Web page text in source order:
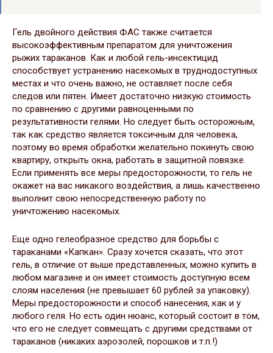
Гель двойного действия ФАС также считается
высокоэффективным препаратом для уничтожения
рыжих тараканов. Как и любой гель-инсектицид
способствует устранению насекомых в труднодоступных
местах и что очень важно, не оставляет после себя
следов или пятен. Имеет достаточно низкую стоимость
по сравнению с другими равноценными по
результативности гелями. Но следует быть осторожным,
так как средство является токсичным для человека,
поэтому во время обработки желательно покинуть свою
квартиру, открыть окна, работать в защитной повязке.
Если применять все меры предосторожности, то гель не
окажет на вас никакого воздействия, а лишь качественно
выполнит свою непосредственную работу по
уничтожению насекомых.
Еще одно гелеобразное средство для борьбы с
тараканами «Капкан». Сразу хочется сказать, что этот
гель, в отличие от выше представленных, можно купить в
любом магазине и он имеет стоимость доступную всем
слоям населения (не превышает 60 рублей за упаковку).
Меры предосторожности и способ нанесения, как и у
любого геля. Но есть один нюанс, который состоит в том,
что его не следует совмещать с другими средствами от
тараканов (никаких аэрозолей, порошков и т.п.!)